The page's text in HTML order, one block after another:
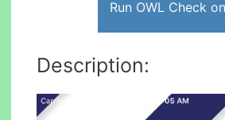
Run OWL Check
Description: